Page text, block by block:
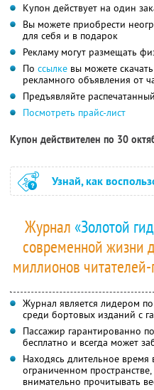
Купон действует на один
Вы можете приобрести
для себя и в подарок
Рекламу могут размещать
По ссылке вы можете
рекламного объявления от
Предъявляйте
Посмотреть прайс-лист
Купон действителен по 30
Узнай, как
Журнал«Золотой
современной жизни
миллионов
Журнал является лидером
среди бортовых изданий с
Пассажир гарантированно
бесплатно и всегда может
Находясь длительное время
ограниченном
внимательно прочитывать